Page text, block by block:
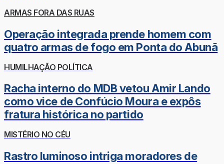
ARMAS FORA DAS RUAS
Operação integrada prende homem com
quatro armas de fogo em Ponta do Abunã
HUMILHAÇÃO POLÍTICA
Racha interno do MDB vetou Amir Lando
como vice de Confúcio Moura e expôs
fratura histórica no partido
MISTÉRIO NO CÉU
Rastro luminoso intriga moradores de